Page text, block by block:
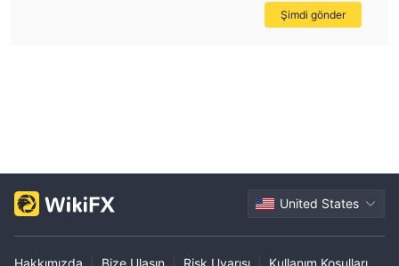
Şimdi gönder
United States